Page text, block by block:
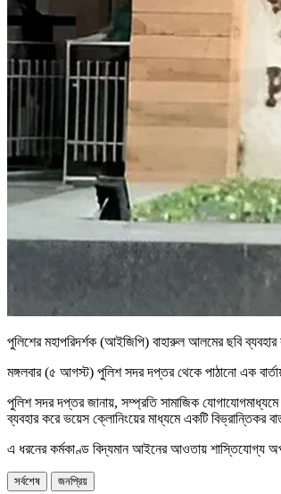
পুলিশের মহাপরিদর্শক (আইজিপি) বাহারুল আলমের ছবি
মঙ্গলবার (৫ আগস্ট) পুলিশ সদর দপ্তর থেকে পাঠানো এক
পুলিশ সদর দপ্তর জানায়, সম্প্রতি সামাজিক যোগাযোগমাধ্যমে
ব্যবহার করে ভয়েস ক্লোনিংয়ের মাধ্যমে একটি বিভ্রান্তিকর
এ ধরনের কর্মকাণ্ড বিদ্যমান আইনের আওতায় শাস্তিযোগ্য
সর্বশেষ জনপ্রিয়